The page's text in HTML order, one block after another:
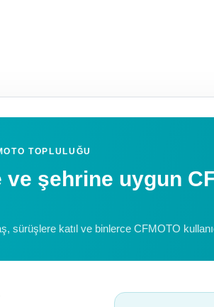
TOPLULUĞU
ve şehrine uygun
sürüşlere katıl ve binlerce CFMOTO